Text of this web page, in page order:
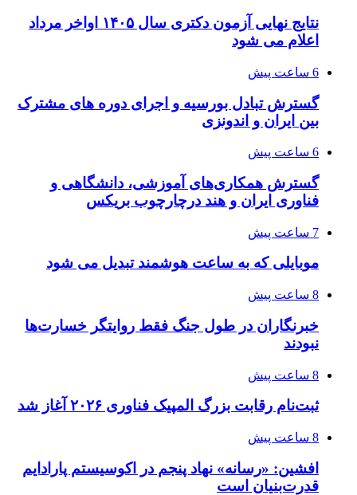
نتایج نهایی آزمون دکتری سال ۱۴۰۵ اواخر مرداد
اعلام می شود
6 ساعت پیش
گسترش تبادل بورسیه و اجرای دوره های مشترک
بین ایران و اندونزی
6 ساعت پیش
گسترش همکاری‌های آموزشی، دانشگاهی و
فناوری ایران و هند درچارچوب بریکس
7 ساعت پیش
موبایلی که به ساعت هوشمند تبدیل می شود
8 ساعت پیش
خبرنگاران در طول جنگ فقط روایتگر خسارت‌ها
نبودند
8 ساعت پیش
ثبت‌نام رقابت بزرگ المپیک فناوری ۲۰۲۶ آغاز شد
8 ساعت پیش
افشین: «رسانه» نهاد پنجم در اکوسیستم پارادایم
قدرت‌بنیان است